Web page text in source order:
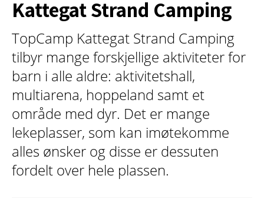
Kattegat Strand Camping
TopCamp Kattegat Strand Camping
tilbyr mange forskjellige aktiviteter for
barn i alle aldre: aktivitetshall,
multiarena, hoppeland samt et
område med dyr. Det er mange
lekeplasser, som kan imøtekomme
alles ønsker og disse er dessuten
fordelt over hele plassen.